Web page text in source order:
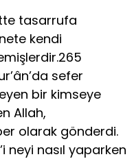
tasarrufa
kendi
sefer
bir kimseye
Allah,
olarak gönderdi.
neyi nasıl yaparken